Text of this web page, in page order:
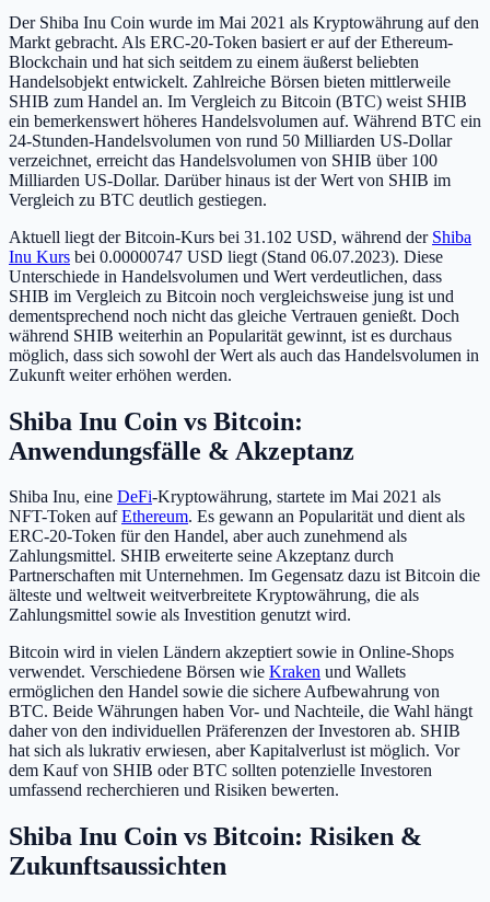
Der Shiba Inu Coin wurde im Mai 2021 als Kryptowährung auf den
Markt gebracht. Als ERC-20-Token basiert er auf der Ethereum-
Blockchain und hat sich seitdem zu einem äußerst beliebten
Handelsobjekt entwickelt. Zahlreiche Börsen bieten mittlerweile
SHIB zum Handel an. Im Vergleich zu Bitcoin (BTC) weist SHIB
ein bemerkenswert höheres Handelsvolumen auf. Während BTC ein
24-Stunden-Handelsvolumen von rund 50 Milliarden US-Dollar
verzeichnet, erreicht das Handelsvolumen von SHIB über 100
Milliarden US-Dollar. Darüber hinaus ist der Wert von SHIB im
Vergleich zu BTC deutlich gestiegen.
Aktuell liegt der Bitcoin-Kurs bei 31.102 USD, während der Shiba
Inu Kurs bei 0.00000747 USD liegt (Stand 06.07.2023). Diese
Unterschiede in Handelsvolumen und Wert verdeutlichen, dass
SHIB im Vergleich zu Bitcoin noch vergleichsweise jung ist und
dementsprechend noch nicht das gleiche Vertrauen genießt. Doch
während SHIB weiterhin an Popularität gewinnt, ist es durchaus
möglich, dass sich sowohl der Wert als auch das Handelsvolumen in
Zukunft weiter erhöhen werden.
Shiba Inu Coin vs Bitcoin:
Anwendungsfälle & Akzeptanz
Shiba Inu, eine DeFi-Kryptowährung, startete im Mai 2021 als
NFT-Token aufEthereum. Es gewann an Popularität und dient als
ERC-20-Token für den Handel, aber auch zunehmend als
Zahlungsmittel. SHIB erweiterte seine Akzeptanz durch
Partnerschaften mit Unternehmen. Im Gegensatz dazu ist Bitcoin die
älteste und weltweit weitverbreitete Kryptowährung, die als
Zahlungsmittel sowie als Investition genutzt wird.
Bitcoin wird in vielen Ländern akzeptiert sowie in Online-Shops
verwendet. Verschiedene Börsen wie Kraken und Wallets
ermöglichen den Handel sowie die sichere Aufbewahrung von
BTC. Beide Währungen haben Vor- und Nachteile, die Wahl hängt
daher von den individuellen Präferenzen der Investoren ab. SHIB
hat sich als lukrativ erwiesen, aber Kapitalverlust ist möglich. Vor
dem Kauf von SHIB oder BTC sollten potenzielle Investoren
umfassend recherchieren und Risiken bewerten.
Shiba Inu Coin vs Bitcoin: Risiken &
Zukunftsaussichten